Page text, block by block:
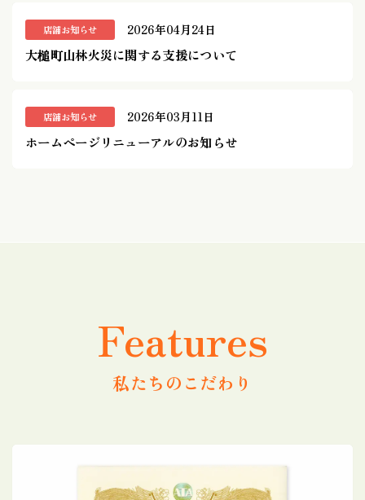
店舗お知らせ 2026年04月24日
大槌町山林火災に関する支援について
店舗お知らせ 2026年03月11日
ホームページリニューアルのお知らせ
Features
私たちのこだわり